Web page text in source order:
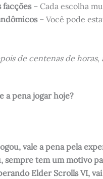
facções– Cada escolha
– Você pode
de centenas de
a pena jogar hoje?
vale a pena pela
sempre tem um motivo
Elder Scrolls VI,